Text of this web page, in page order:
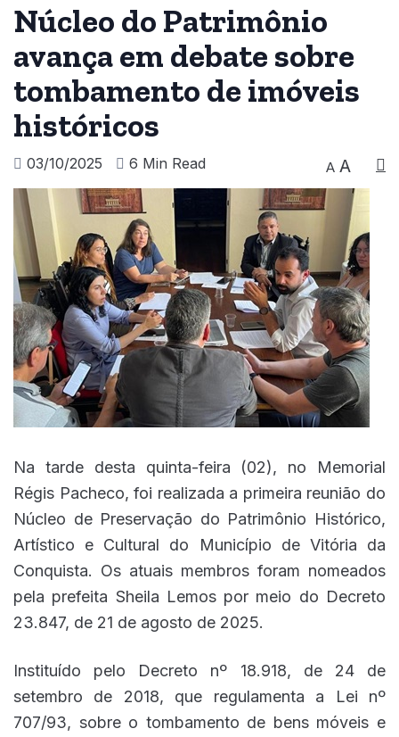
Núcleo do Patrimônio
avança em debate sobre
tombamento de imóveis
históricos
03/10/2025 6 Min Read A A
Na tarde desta quinta-feira (02), no Memorial
Régis Pacheco, foi realizada a primeira reunião do
Núcleo de Preservação do Patrimônio Histórico,
Artístico e Cultural do Município de Vitória da
Conquista. Os atuais membros foram nomeados
pela prefeita Sheila Lemos por meio do Decreto
23.847, de 21 de agosto de 2025.
Instituído pelo Decreto nº 18.918, de 24 de
setembro de 2018, que regulamenta a Lei nº
707/93, sobre o tombamento de bens móveis e